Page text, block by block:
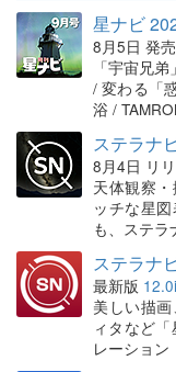
星ナビ
8月5日 発売
「宇宙兄
/ 変わる「
浴 /
ステラナ
8月4日 リ
天体観察
ッチな星
も、ステラ
ステラナ
最新版 12.0i
美しい描
ィタなど
レーション